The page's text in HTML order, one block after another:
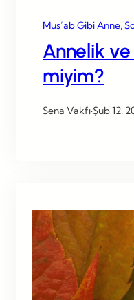
Mus’ab Gibi Anne,
Annelik
miyim?
Sena Vakfı·Şub 12,